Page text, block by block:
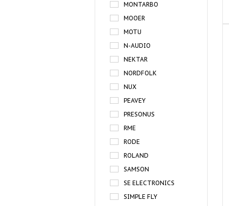
MONTARBO
MOOER
MOTU
N-AUDIO
NEKTAR
NORDFOLK
NUX
PEAVEY
PRESONUS
RME
RODE
ROLAND
SAMSON
SE ELECTRONICS
SIMPLE FLY